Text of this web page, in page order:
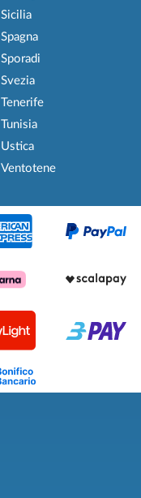
Sicilia
Spagna
Sporadi
Svezia
Tenerife
Tunisia
Ustica
Ventotene